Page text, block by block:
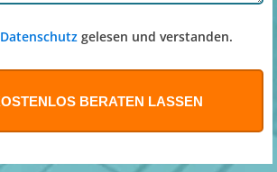
Datenschutz gelesen und verstanden.